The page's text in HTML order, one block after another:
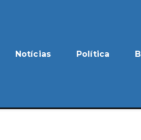
Notícias Política